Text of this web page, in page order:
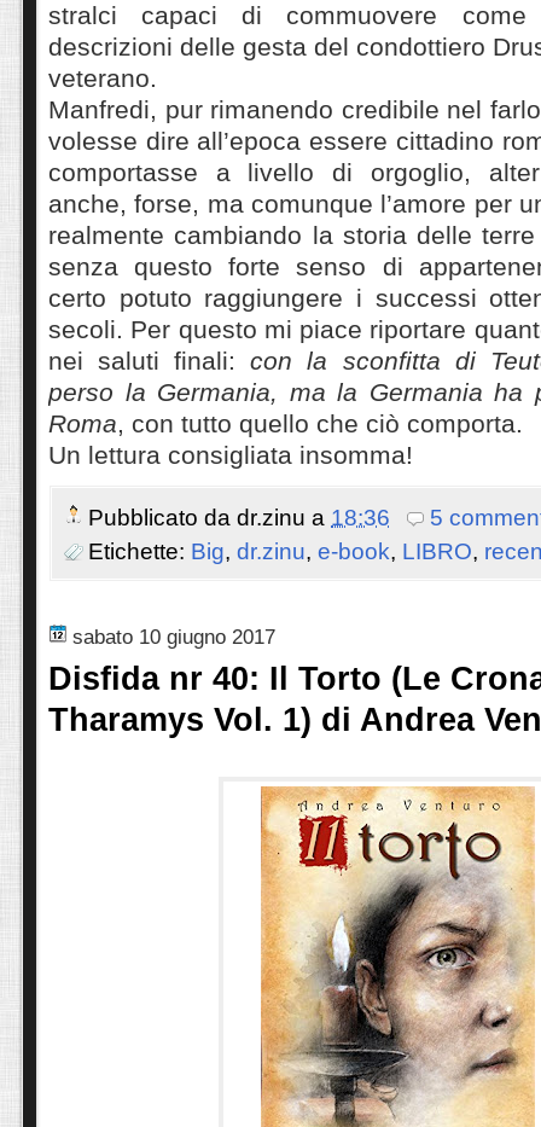
stralci capaci di commuovere
descrizioni delle gesta del condottiero
veterano.
Manfredi, pur rimanendo credibile nel
volesse dire all’epoca essere cittadino
comportasse a livello di orgoglio,
anche, forse, ma comunque l’amore per
realmente cambiando la storia delle
senza questo forte senso di
certo potuto raggiungere i successi
secoli. Per questo mi piace riportare
nei saluti finali:con la sconfitta di
perso la Germania, ma la Germania ha
Roma, con tutto quello che ciò comporta.
Un lettura consigliata insomma!
Pubblicato da dr.zinu a 18:36
5
Etichette: Big, dr.zinu, e-book, LIBRO,
sabato 10 giugno 2017
Disfida nr 40: Il Torto (Le
Tharamys Vol. 1) di Andrea